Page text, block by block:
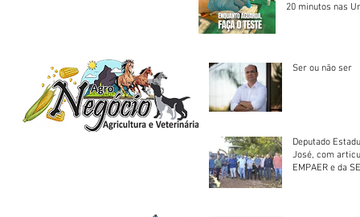
20 minutos nas
Ser ou não ser
Deputado
José, com
EMPAER e da